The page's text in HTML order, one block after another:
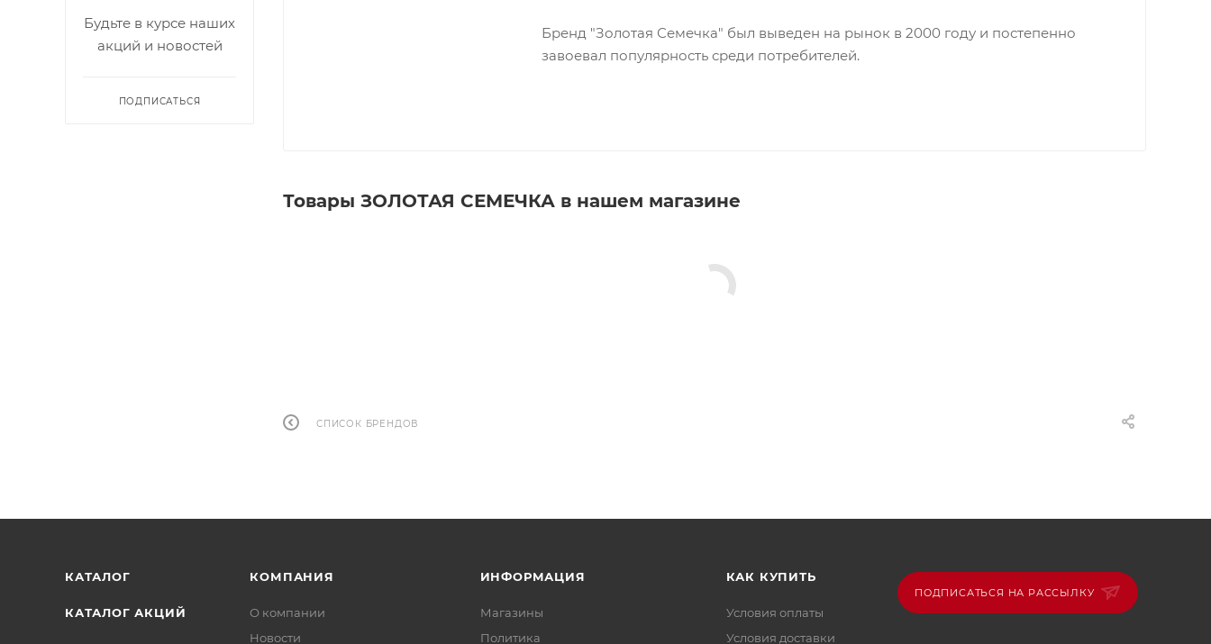
Бренд "Золотая Семечка" был выведен на рынок в 2000 году и постепенно
завоевал популярность среди потребителей.
Товары ЗОЛОТАЯ СЕМЕЧКА в нашем магазине
СПИСОК БРЕНДОВ
Будьте в курсе наших
акций и новостей
ПОДПИСАТЬСЯ
КАТАЛОГ
КАТАЛОГ АКЦИЙ
КОМПАНИЯ
О компании
Новости
ИНФОРМАЦИЯ
Магазины
Политика
КАК КУПИТЬ
Условия оплаты
Условия доставки
ПОДПИСАТЬСЯ НА РАССЫЛКУ